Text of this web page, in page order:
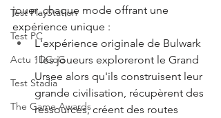
Test PlayStation
Test PC
Actu 1DCoG
Test Stadia
The Game Awards
jouer, chaque mode offrant une
expérience unique :
L'expérience originale de Bulwark
: les joueurs exploreront le Grand
Ursee alors qu'ils construisent leur
grande civilisation, récupèrent des
ressources, créent des routes